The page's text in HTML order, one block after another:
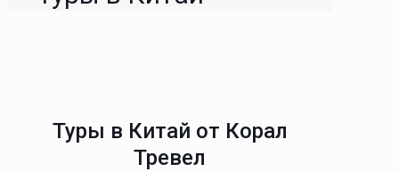
Туры в Китай от Корал
Тревел